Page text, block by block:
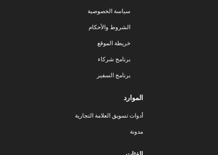
سياسة الخصوصية
الشروط والأحكام
خريطة الموقع
برنامج شركاء
برنامج السفير
الموارد
أدوات تسويق العلامة التجارية
مدونة